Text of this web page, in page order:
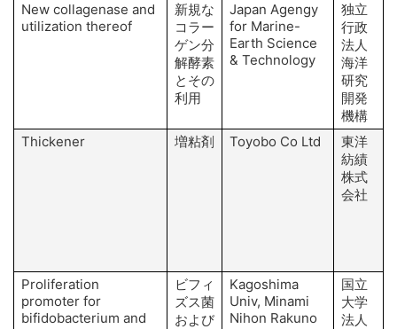
New collagenase and
utilization thereof
新規な
コラー
ゲン分
解酵素
とその
利用
Japan Agengy
for Marine-
Earth Science
& Technology
独立
行政
法人
海洋
研究
開発
機構
Thickener 増粘剤 Toyobo Co Ltd
東洋
紡績
株式
会社
Proliferation
promoter for
bifidobacterium and
ビフィ
ズス菌
および
Kagoshima
Univ, Minami
Nihon Rakuno
国立
大学
法人